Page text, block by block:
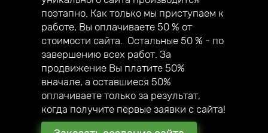
собственный мегамаркетплейс;
— в 2020 году создали авторский online
курс по созданию сайтов под ключ.
поэтапно. Как только мы приступаем к
работе, Вы оплачиваете 50 % от
стоимости сайта. Остальные 50 % - по
завершению всех работ. За
продвижение Вы платите 50%
вначале, а оставшиеся 50%
оплачиваете только за результат,
когда получите первые заявки с сайта!